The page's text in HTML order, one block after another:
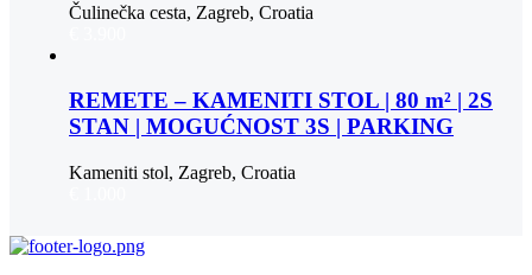
Čulinečka cesta, Zagreb, Croatia
REMETE – KAMENITI STOL | 80 m² | 2S
STAN | MOGUĆNOST 3S | PARKING
Kameniti stol, Zagreb, Croatia